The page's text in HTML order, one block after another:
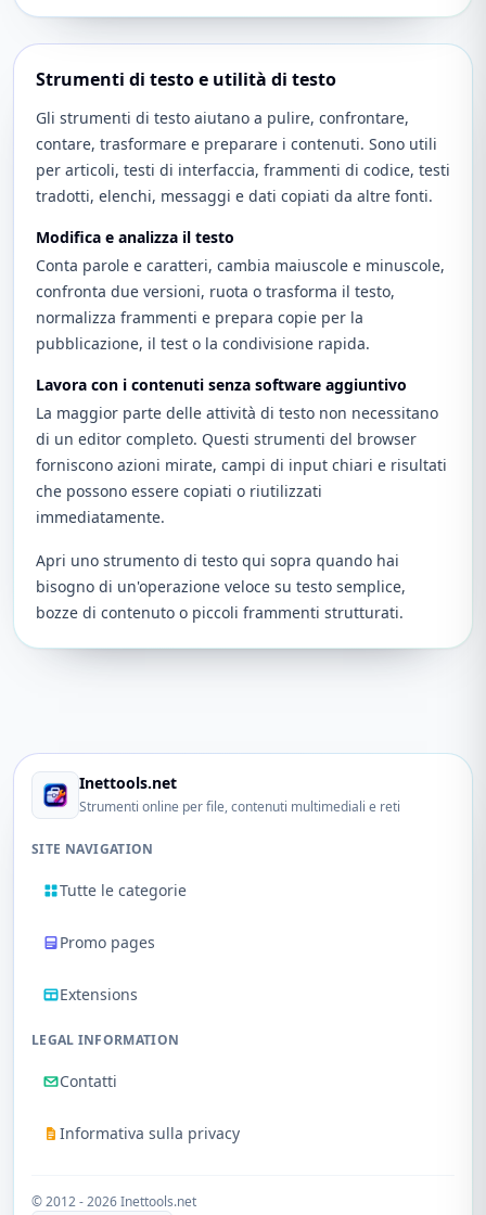
Strumenti di testo e utilità di testo
Gli strumenti di testo aiutano a pulire, confrontare,
contare, trasformare e preparare i contenuti. Sono utili
per articoli, testi di interfaccia, frammenti di codice, testi
tradotti, elenchi, messaggi e dati copiati da altre fonti.
Modifica e analizza il testo
Conta parole e caratteri, cambia maiuscole e minuscole,
confronta due versioni, ruota o trasforma il testo,
normalizza frammenti e prepara copie per la
pubblicazione, il test o la condivisione rapida.
Lavora con i contenuti senza software aggiuntivo
La maggior parte delle attività di testo non necessitano
di un editor completo. Questi strumenti del browser
forniscono azioni mirate, campi di input chiari e risultati
che possono essere copiati o riutilizzati
immediatamente.
Apri uno strumento di testo qui sopra quando hai
bisogno di un'operazione veloce su testo semplice,
bozze di contenuto o piccoli frammenti strutturati.
Inettools.net
Strumenti online per file, contenuti multimediali e reti
SITE NAVIGATION
Tutte le categorie
Promo pages
Extensions
LEGAL INFORMATION
Contatti
Informativa sulla privacy
© 2012 - 2026 Inettools.net